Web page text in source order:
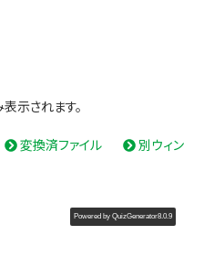
示されます。
変換済ファイル
別ウィン